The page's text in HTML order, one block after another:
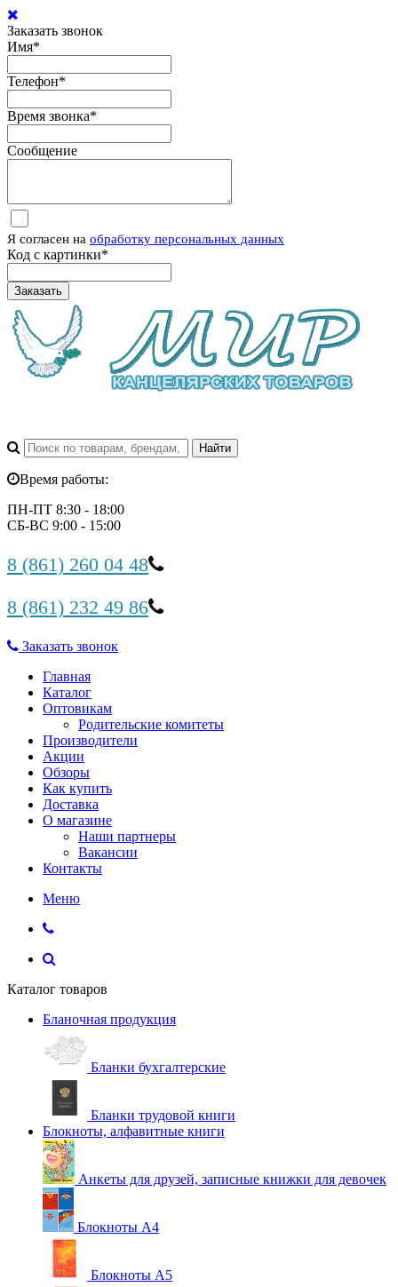
Заказать звонок
Имя*
Телефон*
Время звонка*
Сообщение
Я согласен на обработку персональных данных
Код с картинки*
Заказать
Время работы:
ПН-ПТ 8:30 - 18:00
СБ-ВС 9:00 - 15:00
8 (861) 260 04 48
8 (861) 232 49 86
Заказать звонок
Главная
Каталог
Оптовикам
Родительские комитеты
Производители
Акции
Обзоры
Как купить
Доставка
О магазине
Наши партнеры
Вакансии
Контакты
Меню
Каталог товаров
Бланочная продукция
Бланки бухгалтерские
Бланки трудовой книги
Блокноты, алфавитные книги
Анкеты для друзей, записные книжки для девочек
Блокноты А4
Блокноты А5